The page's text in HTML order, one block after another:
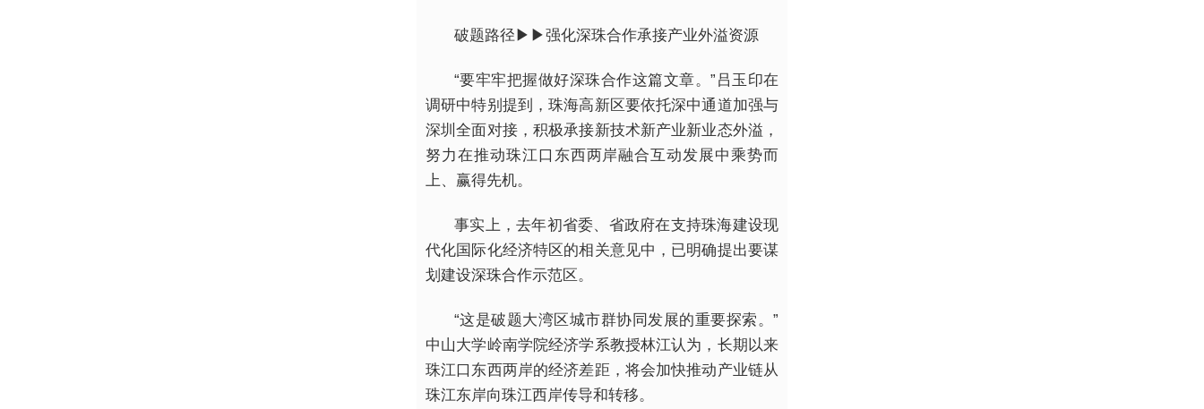
破题路径▶▶强化深珠合作承接产业外溢资源
“要牢牢把握做好深珠合作这篇文章。”吕玉印在
调研中特别提到，珠海高新区要依托深中通道加强与
深圳全面对接，积极承接新技术新产业新业态外溢，
努力在推动珠江口东西两岸融合互动发展中乘势而
上、赢得先机。
事实上，去年初省委、省政府在支持珠海建设现
代化国际化经济特区的相关意见中，已明确提出要谋
划建设深珠合作示范区。
“这是破题大湾区城市群协同发展的重要探索。”
中山大学岭南学院经济学系教授林江认为，长期以来
珠江口东西两岸的经济差距，将会加快推动产业链从
珠江东岸向珠江西岸传导和转移。